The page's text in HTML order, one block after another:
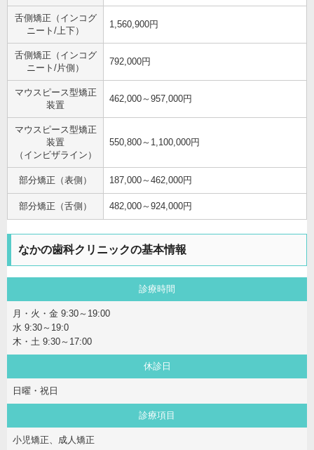
舌側矯正（インコグ
ニート/上下）
1,560,900円
舌側矯正（インコグ
ニート/片側）
792,000円
マウスピース型矯正
装置
462,000～957,000円
マウスピース型矯正
装置
（インビザライン）
550,800～1,100,000円
部分矯正（表側） 187,000～462,000円
部分矯正（舌側） 482,000～924,000円
なかの歯科クリニックの基本情報
診療時間
月・火・金 9:30～19:00
水 9:30～19:0
木・土 9:30～17:00
休診日
日曜・祝日
診療項目
小児矯正、成人矯正